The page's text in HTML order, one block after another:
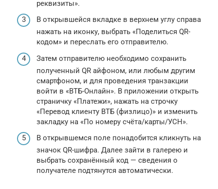
реквизиты».
В открывшейся вкладке в верхнем углу справа
нажать на иконку, выбрать «Поделиться QR-
кодом» и переслать его отправителю.
Затем отправителю необходимо сохранить
полученный QR айфоном, или любым другим
смартфоном, и для проведения транзакции
войти в «ВТБ-Онлайн». В приложении открыть
страничку «Платежи», нажать на строчку
«Перевод клиенту ВТБ (физлицо)» и изменить
закладку на «По номеру счёта/карты/УСН».
В открывшемся поле понадобится кликнуть на
значок QR-шифра. Далее зайти в галерею и
выбрать сохранённый код — сведения о
получателе подтянутся автоматически.